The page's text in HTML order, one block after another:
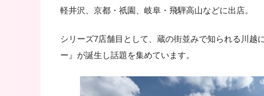
軽井沢、京都・祇園、岐阜・飛騨高山などに出店。
シリーズ7店舗目として、蔵の街並みで知られる川越
ー』が誕生し話題を集めています。